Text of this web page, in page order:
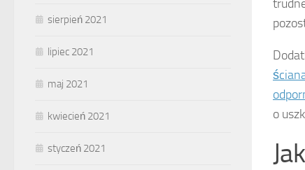
o
sierpień 2021
lipiec 2021
maj 2021
kwiecień 2021
styczeń 2021